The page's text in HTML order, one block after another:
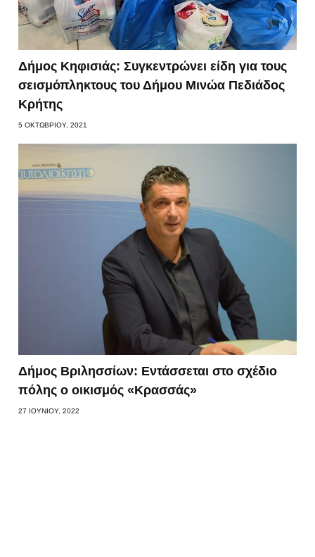
Δήμος Κηφισιάς: Συγκεντρώνει είδη για τους
σεισμόπληκτους του Δήμου Μινώα Πεδιάδος
Κρήτης
5 ΟΚΤΩΒΡΊΟΥ, 2021
Δήμος Βριλησσίων: Εντάσσεται στο σχέδιο
πόλης ο οικισμός «Κρασσάς»
27 ΙΟΥΝΊΟΥ, 2022